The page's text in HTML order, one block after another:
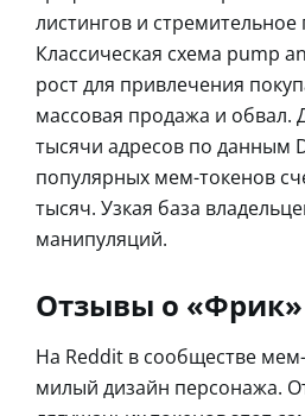
листингов и стремительное
Классическая схема pump
рост для привлечения
массовая продажа и обвал.
тысячи адресов по данным
популярных мем-токенов
тысяч. Узкая база
манипуляций.
Отзывы о «Фрик»
На Reddit в сообществе
милый дизайн персонажа.